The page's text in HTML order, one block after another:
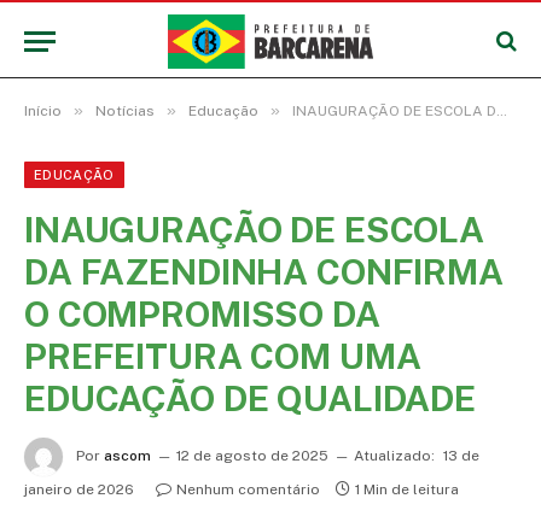
Início » Notícias » Educação » INAUGURAÇÃO DE ESCOLA DA FAZENDINHA CONFIRMA O COMPROMISSO DA PREFEITURA COM UMA EDUCAÇÃO DE QUALIDADE
EDUCAÇÃO
INAUGURAÇÃO DE ESCOLA
DA FAZENDINHA CONFIRMA
O COMPROMISSO DA
PREFEITURA COM UMA
EDUCAÇÃO DE QUALIDADE
Por ascom 12 de agosto de 2025 Atualizado: 13 de
janeiro de 2026
Nenhum comentário 1 Min de leitura